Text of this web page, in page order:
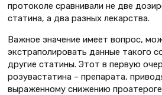
протоколе сравнивали не две
статина, а два разных лекарства.
Важное значение имеет вопрос,
экстраполировать данные такого
другие статины. Этот в первую
розувастатина – препарата,
выраженному снижению